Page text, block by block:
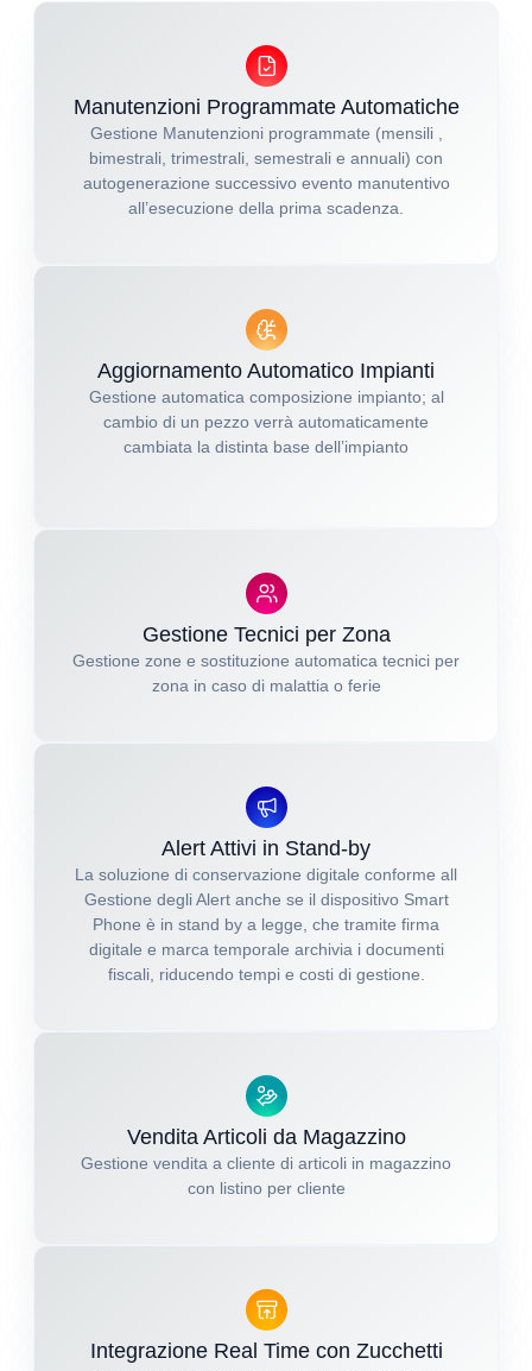
Manutenzioni Programmate Automatiche
Gestione Manutenzioni programmate (mensili ,
bimestrali, trimestrali, semestrali e annuali) con
autogenerazione successivo evento manutentivo
all’esecuzione della prima scadenza.
Aggiornamento Automatico Impianti
Gestione automatica composizione impianto; al
cambio di un pezzo verrà automaticamente
cambiata la distinta base dell’impianto
Gestione Tecnici per Zona
Gestione zone e sostituzione automatica tecnici per
zona in caso di malattia o ferie
Alert Attivi in Stand-by
La soluzione di conservazione digitale conforme all
Gestione degli Alert anche se il dispositivo Smart
Phone è in stand by a legge, che tramite firma
digitale e marca temporale archivia i documenti
fiscali, riducendo tempi e costi di gestione.
Vendita Articoli da Magazzino
Gestione vendita a cliente di articoli in magazzino
con listino per cliente
Integrazione Real Time con Zucchetti